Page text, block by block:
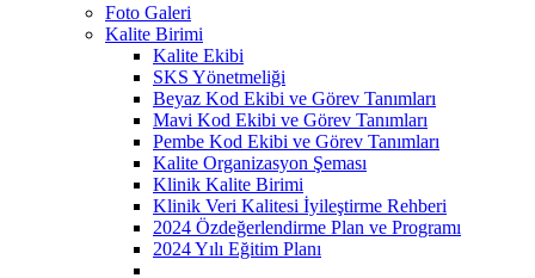
Foto Galeri
Kalite Birimi
Kalite Ekibi
SKS Yönetmeliği
Beyaz Kod Ekibi ve Görev Tanımları
Mavi Kod Ekibi ve Görev Tanımları
Pembe Kod Ekibi ve Görev Tanımları
Kalite Organizasyon Şeması
Klinik Kalite Birimi
Klinik Veri Kalitesi İyileştirme Rehberi
2024 Özdeğerlendirme Plan ve Programı
2024 Yılı Eğitim Planı